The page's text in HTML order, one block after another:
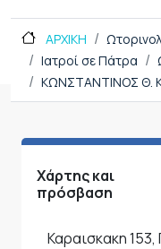
ΑΡΧΙΚΗ
Ιατροί σε Πάτρα
ΚΩΝΣΤΑΝΤΙΝΟΣ Θ.
Χάρτης και
πρόσβαση
Καραισκακη